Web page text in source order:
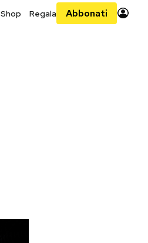
Shop Regala Abbonati